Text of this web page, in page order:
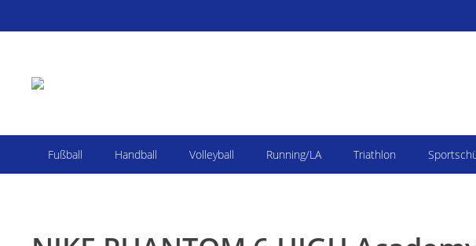
Fußball Handball Volleyball Running/LA Triathlon